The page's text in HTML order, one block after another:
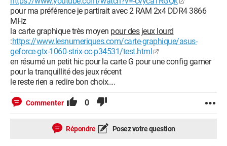
pour ma préférence je partirait avec 2 RAM 2x4 DDR4 3866
MHz
la carte graphique très moyen pour des jeux lourd
:https://www.lesnumeriques.com/carte-graphique/asus-
geforce-gtx-1060-strix-oc-p34531/test.html
en résumé un petit hic pour la carte G pour une config gamer
pour la tranquillité des jeux récent
le reste rien a redire bon choix....
Commenter 0
Répondre Posez votre question